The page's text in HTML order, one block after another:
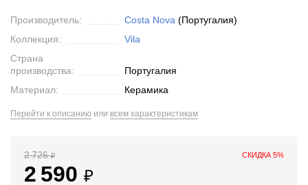
Производитель: Costa Nova (Португалия)
Коллекция:
Vila
Страна
производства:
Португалия
Материал:
Керамика
Перейти к описанию или всем характеристикам
СКИДКА 5%
2 726₽
2 590 ₽